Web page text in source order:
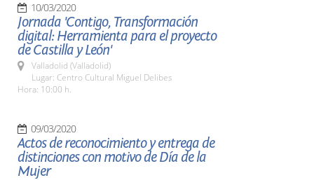
10/03/2020
Jornada 'Contigo, Transformación
digital: Herramienta para el proyecto
de Castilla y León'
Valladolid (Valladolid)
Lugar: Centro Cultural Miguel Delibes
Hora: 10:00 h.
09/03/2020
Actos de reconocimiento y entrega de
distinciones con motivo de Día de la
Mujer